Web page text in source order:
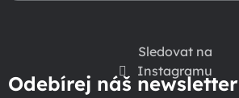
Sledovat na
Instagramu
Odebírej náš newsletter